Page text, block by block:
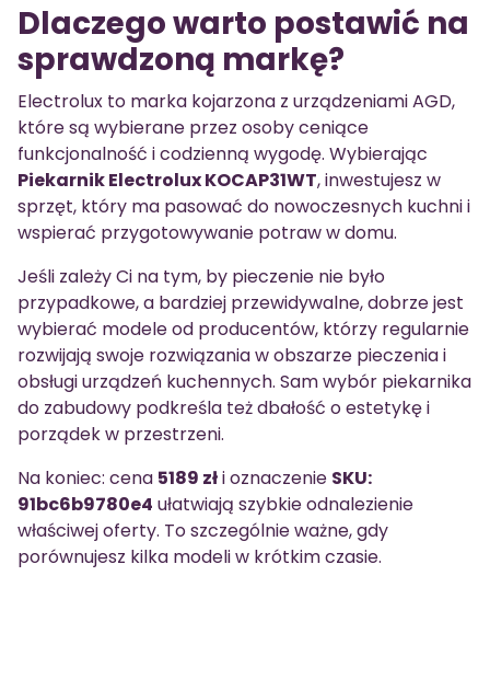
Dlaczego warto postawić na
sprawdzoną markę?
Electrolux to marka kojarzona z urządzeniami AGD,
które są wybierane przez osoby ceniące
funkcjonalność i codzienną wygodę. Wybierając
Piekarnik Electrolux KOCAP31WT, inwestujesz w
sprzęt, który ma pasować do nowoczesnych kuchni i
wspierać przygotowywanie potraw w domu.
Jeśli zależy Ci na tym, by pieczenie nie było
przypadkowe, a bardziej przewidywalne, dobrze jest
wybierać modele od producentów, którzy regularnie
rozwijają swoje rozwiązania w obszarze pieczenia i
obsługi urządzeń kuchennych. Sam wybór piekarnika
do zabudowy podkreśla też dbałość o estetykę i
porządek w przestrzeni.
Na koniec: cena 5189 złi oznaczenie SKU:
91bc6b9780e4 ułatwiają szybkie odnalezienie
właściwej oferty. To szczególnie ważne, gdy
porównujesz kilka modeli w krótkim czasie.